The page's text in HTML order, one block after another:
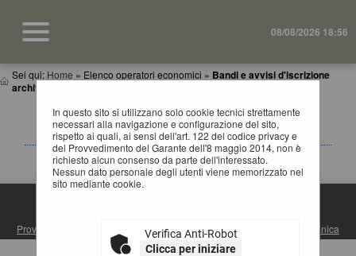
08/08/2026 18:56
Sei qui: Home » Elenco operatori economici » Bandi e avvisi d'iscrizione
archiviati
In questo sito si utilizzano solo cookie tecnici strettamente
necessari alla navigazione e configurazione del sito,
rispetto ai quali, ai sensi dell'art. 122 del codice privacy e
del Provvedimento del Garante dell'8 maggio 2014, non è
richiesto alcun consenso da parte dell'interessato.
Nessun dato personale degli utenti viene memorizzato nel
sito mediante cookie.
Verifica Anti-Robot
Clicca per iniziare
BANDI E AVVISI D'ISCRIZIONE ARCHIVIATI PER
ELENCHI OPERATORI ECONOMICI
La ricerca ha restituito 0 risultati.
Provincia di Matera
| Via Ridola, 60 - 75100 Matera (MT) |
Posta Elettronica
Certificata
| Centralino: +39 0835 3061